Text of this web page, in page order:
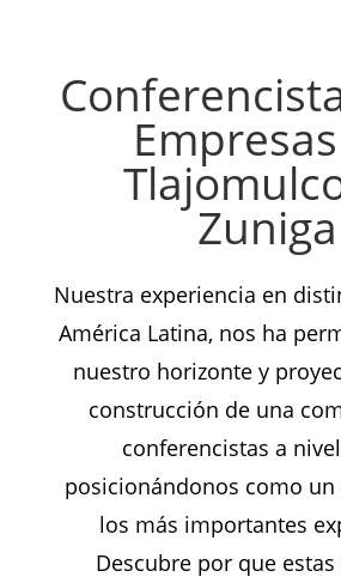
Zuniga
Nuestra experiencia en
América Latina, nos ha
nuestro horizonte y
construcción de una
conferencistas a
posicionándonos como un
los más importantes
Descubre por que